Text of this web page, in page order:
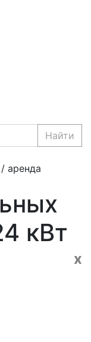
Найти
/ аренда
кВт
x